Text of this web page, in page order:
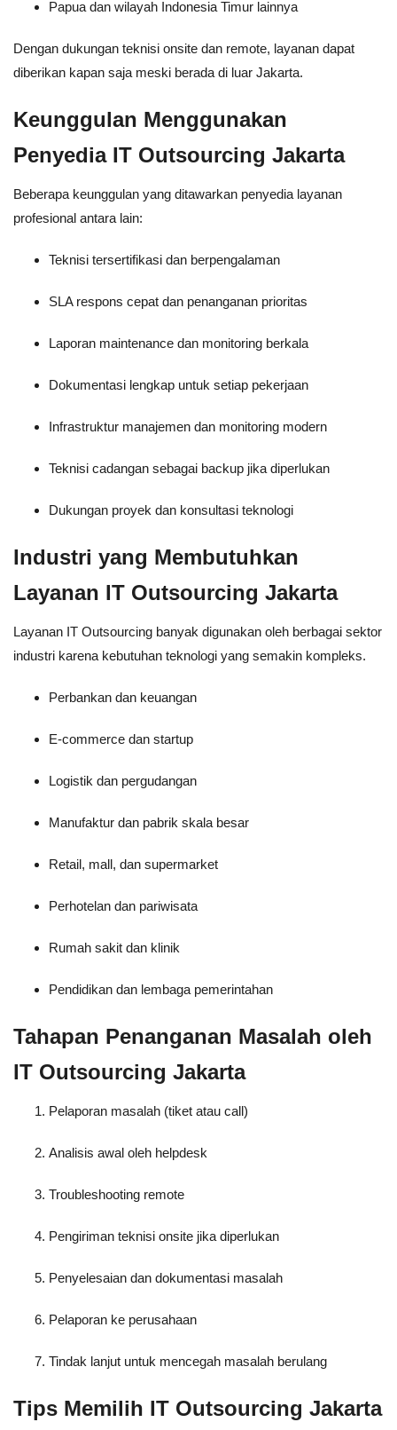
Papua dan wilayah Indonesia Timur lainnya
Dengan dukungan teknisi onsite dan remote, layanan dapat
diberikan kapan saja meski berada di luar Jakarta.
Keunggulan Menggunakan
Penyedia IT Outsourcing Jakarta
Beberapa keunggulan yang ditawarkan penyedia layanan
profesional antara lain:
Teknisi tersertifikasi dan berpengalaman
SLA respons cepat dan penanganan prioritas
Laporan maintenance dan monitoring berkala
Dokumentasi lengkap untuk setiap pekerjaan
Infrastruktur manajemen dan monitoring modern
Teknisi cadangan sebagai backup jika diperlukan
Dukungan proyek dan konsultasi teknologi
Industri yang Membutuhkan
Layanan IT Outsourcing Jakarta
Layanan IT Outsourcing banyak digunakan oleh berbagai sektor
industri karena kebutuhan teknologi yang semakin kompleks.
Perbankan dan keuangan
E-commerce dan startup
Logistik dan pergudangan
Manufaktur dan pabrik skala besar
Retail, mall, dan supermarket
Perhotelan dan pariwisata
Rumah sakit dan klinik
Pendidikan dan lembaga pemerintahan
Tahapan Penanganan Masalah oleh
IT Outsourcing Jakarta
Pelaporan masalah (tiket atau call)
Analisis awal oleh helpdesk
Troubleshooting remote
Pengiriman teknisi onsite jika diperlukan
Penyelesaian dan dokumentasi masalah
Pelaporan ke perusahaan
Tindak lanjut untuk mencegah masalah berulang
Tips Memilih IT Outsourcing Jakarta